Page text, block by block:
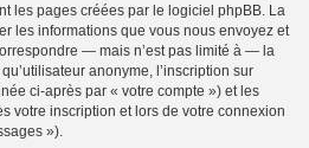
les pages créées par le logiciel phpBB. La
les informations que vous nous envoyez et
— mais n’est pas limité à — la
anonyme, l’inscription sur
ci-après par « votre compte ») et les
votre inscription et lors de votre connexion
»).